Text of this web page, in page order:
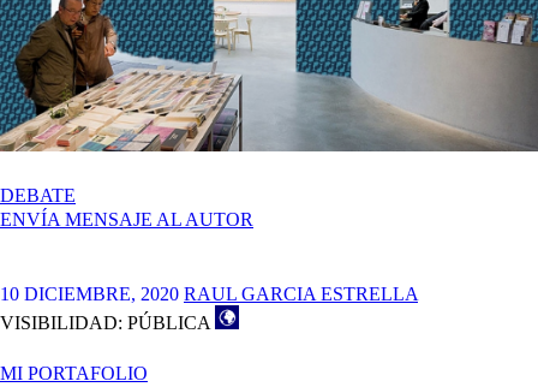
DEBATE
MI
ENVÍA MENSAJE AL AUTOR
10 DICIEMBRE, 2020 RAUL GARCIA ESTRELLA
VISIBILIDAD: PÚBLICA
MI PORTAFOLIO